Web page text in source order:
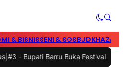
& BISNISSENI & SOSBUD
Barru Buka Festival Bintang Anak